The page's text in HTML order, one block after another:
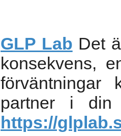
GLP Lab Det
konsekvens,
partner i
https://